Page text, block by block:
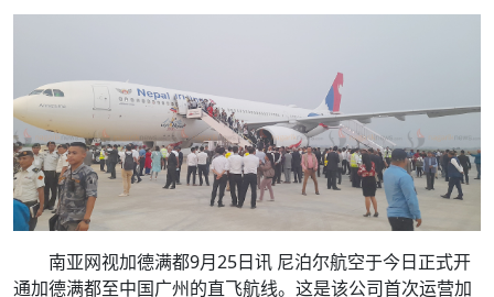
南亚网视加德满都9月25日讯 尼泊尔航空于今日正式开
通加德满都至中国广州的直飞航线。这是该公司首次运营加